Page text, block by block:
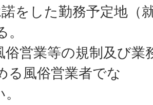
た勤務予定地（就
営業等の規制及び業
る風俗営業者でな